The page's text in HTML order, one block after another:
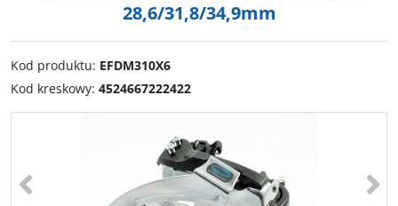
28,6/31,8/34,9mm
Kod produktu: EFDM310X6
Kod kreskowy: 4524667222422
<